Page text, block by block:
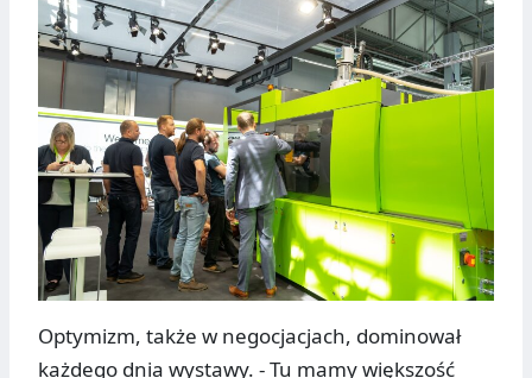
Optymizm, także w negocjacjach, dominował
każdego dnia wystawy. - Tu mamy większość